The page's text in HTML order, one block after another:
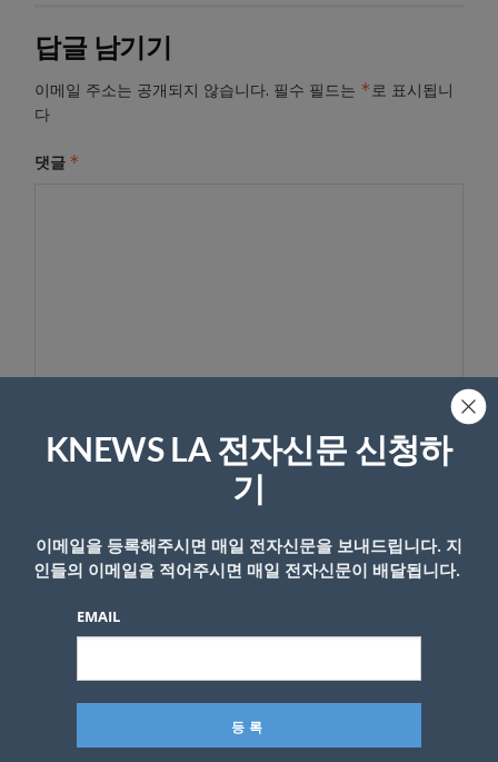
답글 남기기
이메일 주소는 공개되지 않습니다. 필수 필드는 *로 표시됩니
다
댓글 *
이름
KNEWS LA 전자신문 신청하
기
이메일을 등록해주시면 매일 전자신문을 보내드립니다. 지
인들의 이메일을 적어주시면 매일 전자신문이 배달됩니다.
EMAIL